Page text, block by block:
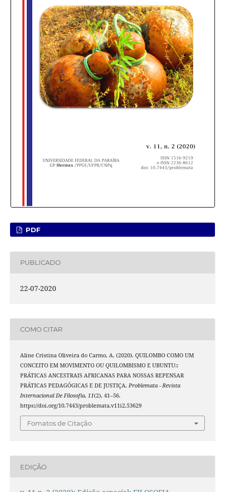
PDF
PUBLICADO
22-07-2020
COMO CITAR
Aline Cristina Oliveira do Carmo, A. (2020). QUILOMBO COMO UM
CONCEITO EM MOVIMENTO OU QUILOMBISMO E UBUNTU::
PRÁTICAS ANCESTRAIS AFRICANAS PARA NOSSAS REPENSAR
PRÁTICAS PEDAGÓGICAS E DE JUSTIÇA. Problemata - Revista
Internacional De Filosofia, 11(2), 41–56.
https://doi.org/10.7443/problemata.v11i2.53629
Fomatos de Citação
EDIÇÃO